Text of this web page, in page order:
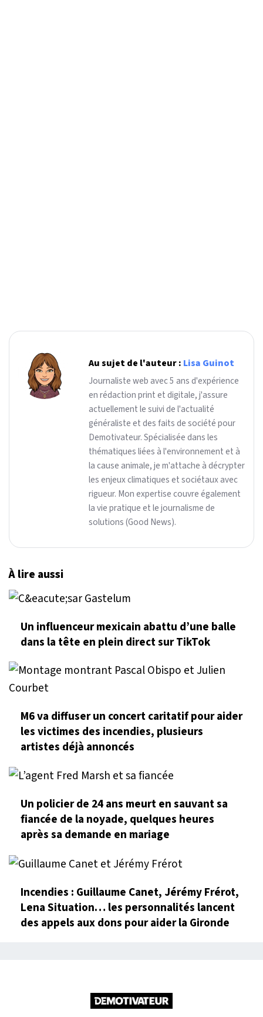
Au sujet de l'auteur : Lisa Guinot
Journaliste web avec 5 ans d'expérience
en rédaction print et digitale, j'assure
actuellement le suivi de l'actualité
généraliste et des faits de société pour
Demotivateur. Spécialisée dans les
thématiques liées à l'environnement et à
la cause animale, je m'attache à décrypter
les enjeux climatiques et sociétaux avec
rigueur. Mon expertise couvre également
la vie pratique et le journalisme de
solutions (Good News).
À lire aussi
Un influenceur mexicain abattu d’une balle
dans la tête en plein direct sur TikTok
M6 va diffuser un concert caritatif pour aider
les victimes des incendies, plusieurs
artistes déjà annoncés
Un policier de 24 ans meurt en sauvant sa
fiancée de la noyade, quelques heures
après sa demande en mariage
Incendies : Guillaume Canet, Jérémy Frérot,
Lena Situation… les personnalités lancent
des appels aux dons pour aider la Gironde